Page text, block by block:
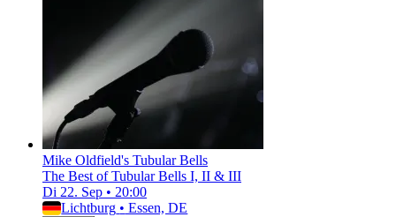
Mike Oldfield's Tubular Bells
The Best of Tubular Bells I, II & III
Di 22. Sep • 20:00
Lichtburg • Essen, DE